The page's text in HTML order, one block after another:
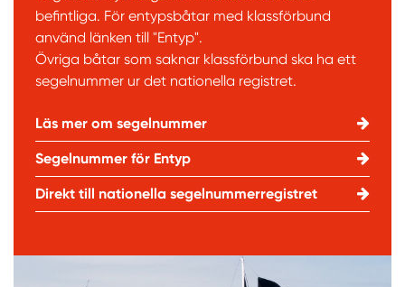
befintliga. För entypsbåtar med klassförbund
använd länken till "Entyp".
Övriga båtar som saknar klassförbund ska ha ett
segelnummer ur det nationella registret.
Läs mer om segelnummer
Segelnummer för Entyp
Direkt till nationella segelnummerregistret